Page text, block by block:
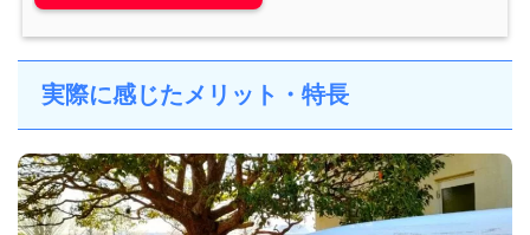
実際に感じたメリット・特長